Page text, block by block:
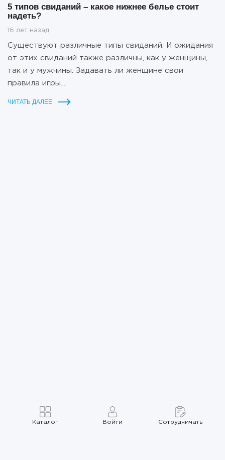
Каталог Войти Сотрудничать
5 типов свиданий – какое нижнее белье стоит
надеть?
16 лет назад
Существуют различные типы свиданий. И ожидания
от этих свиданий также различны, как у женщины,
так и у мужчины. Задавать ли женщине свои
правила игры....
ЧИТАТЬ ДАЛЕЕ